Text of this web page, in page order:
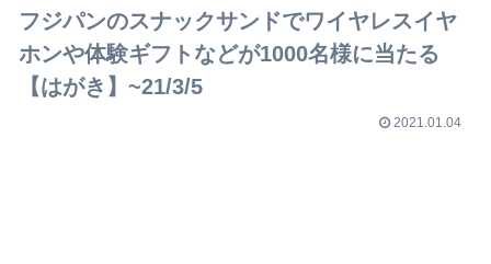
フジパンのスナックサンドでワイヤレスイヤ
ホンや体験ギフトなどが1000名様に当たる
【はがき】~21/3/5
2021.01.04